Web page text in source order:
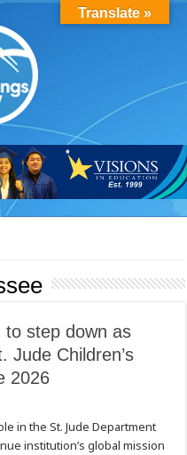
to step down as
Jude Children’s
2026
in the St. Jude Department
institution’s global mission
Translate »